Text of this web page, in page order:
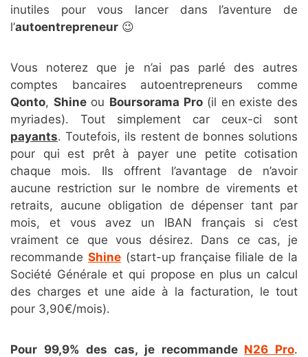
inutiles pour vous lancer dans l’aventure de
l’autoentrepreneur 😉
Vous noterez que je n’ai pas parlé des autres
comptes bancaires autoentrepreneurs comme
Qonto, Shineou Boursorama Pro(il en existe des
myriades). Tout simplement car ceux-ci sont
payants. Toutefois, ils restent de bonnes solutions
pour qui est prêt à payer une petite cotisation
chaque mois. Ils offrent l’avantage de n’avoir
aucune restriction sur le nombre de virements et
retraits, aucune obligation de dépenser tant par
mois, et vous avez un IBAN français si c’est
vraiment ce que vous désirez. Dans ce cas, je
recommande Shine(start-up française filiale de la
Société Générale et qui propose en plus un calcul
des charges et une aide à la facturation, le tout
pour 3,90€/mois).
Pour 99,9% des cas, je recommande N26 Pro.